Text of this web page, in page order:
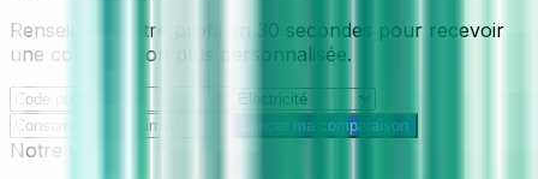
Renseignez votre profil en 30 secondes pour recevoir
une comparaison plus personnalisée.
Lancer ma comparaison
Notre verdict